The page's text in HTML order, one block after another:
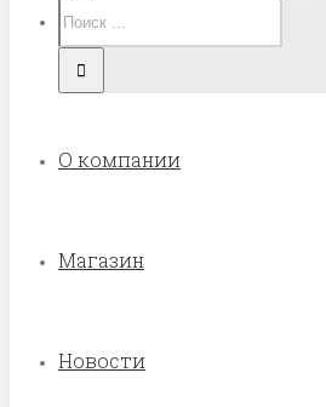
О компании
Магазин
Новости